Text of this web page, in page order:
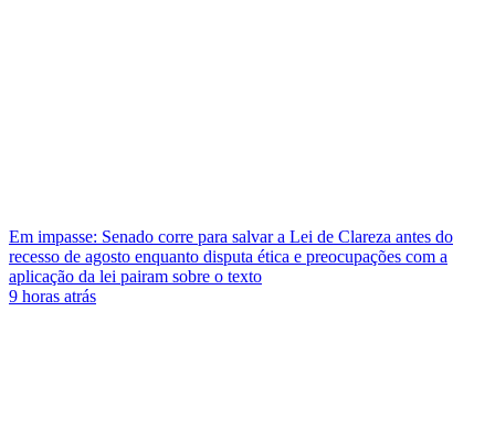
Em impasse: Senado corre para salvar a Lei de Clareza antes do
recesso de agosto enquanto disputa ética e preocupações com a
aplicação da lei pairam sobre o texto
9 horas atrás